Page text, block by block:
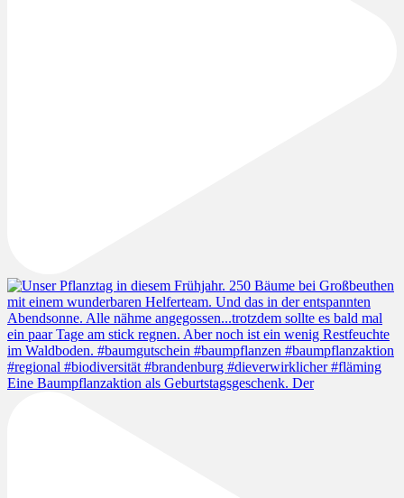
Eine Baumpflanzaktion als Geburtstagsgeschenk. Der